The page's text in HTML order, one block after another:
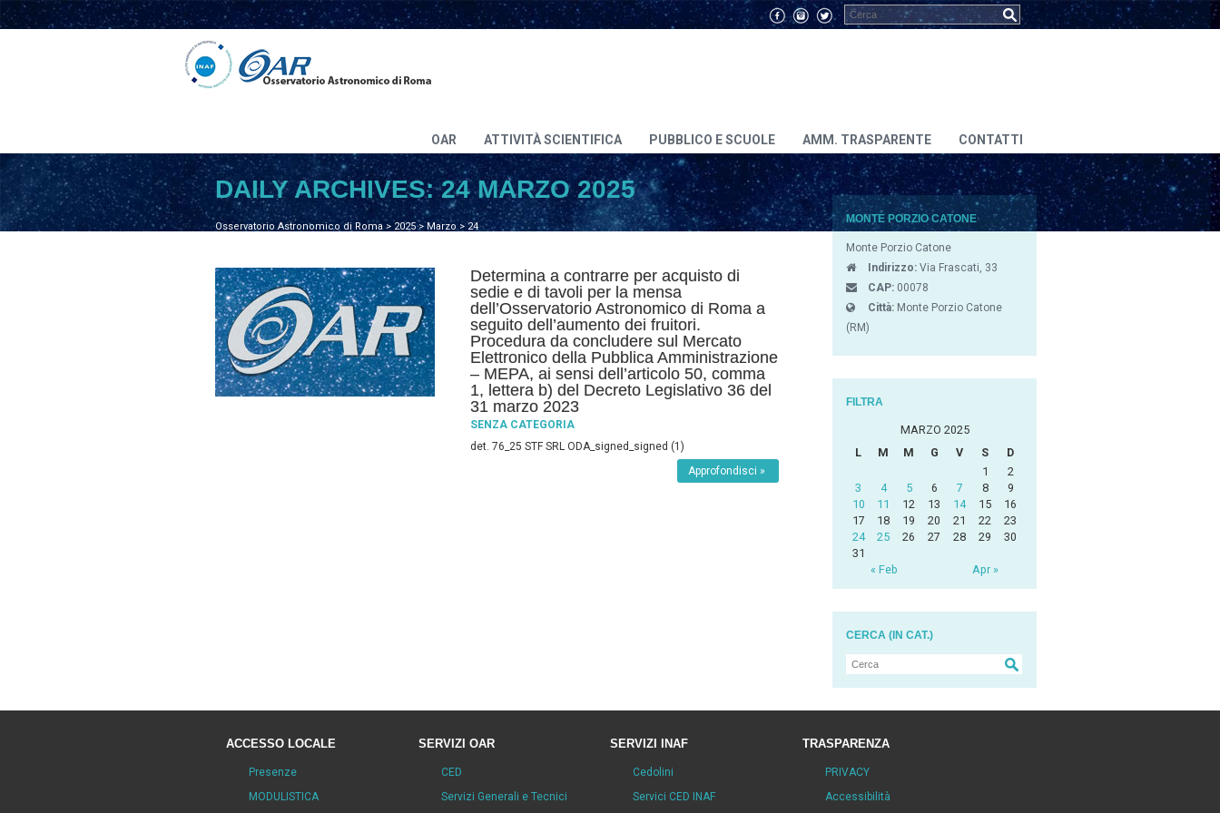
OAR ATTIVITÀ SCIENTIFICA PUBBLICO E SCUOLE AMM. TRASPARENTE CONTATTI
Osservatorio Astronomico di Roma> 2025>Marzo>24
DAILY ARCHIVES:24 MARZO 2025
Determina a contrarre per acquisto di
sedie e di tavoli per la mensa
dell’Osservatorio Astronomico di Roma a
seguito dell’aumento dei fruitori.
Procedura da concludere sul Mercato
Elettronico della Pubblica Amministrazione
– MEPA, ai sensi dell’articolo 50, comma
1, lettera b) del Decreto Legislativo 36 del
31 marzo 2023
SENZA CATEGORIA
det. 76_25 STF SRL ODA_signed_signed (1)
Approfondisci »
MONTE PORZIO CATONE
Monte Porzio Catone
Indirizzo: Via Frascati, 33
CAP: 00078
Città: Monte Porzio Catone
(RM)
FILTRA
MARZO 2025
L
M M G V S D
« Feb Apr »
1
2
3
4 5 6 7 8
9
10
11 12 13 14 15
16
17
18 19 20 21 22
23
24
25 26 27 28 29
30
31
CERCA (IN CAT.)
ACCESSO LOCALE
Presenze
MODULISTICA
SERVIZI OAR
CED
Servizi Generali e Tecnici
SERVIZI INAF
Cedolini
Servici CED INAF
TRASPARENZA
PRIVACY
Accessibilità